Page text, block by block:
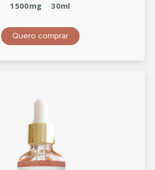
1500mg
30ml
Quero comprar